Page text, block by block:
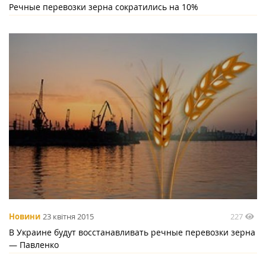
Речные перевозки зерна сократились на 10%
Новини 23 квітня 2015 227
В Украине будут восстанавливать речные перевозки зерна
— Павленко